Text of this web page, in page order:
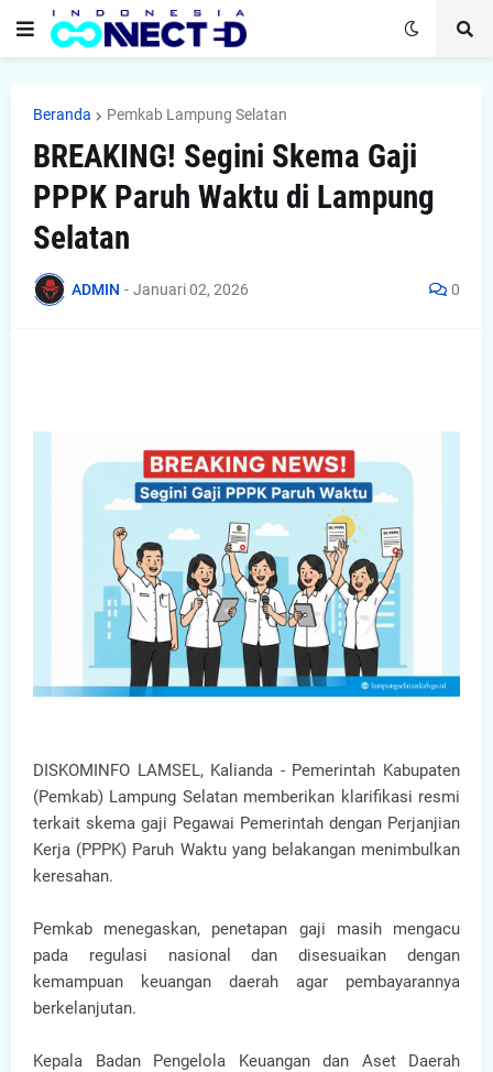
Beranda Pemkab Lampung Selatan
BREAKING! Segini Skema Gaji
PPPK Paruh Waktu di Lampung
Selatan
ADMIN - Januari 02, 2026 0
DISKOMINFO LAMSEL, Kalianda - Pemerintah Kabupaten
(Pemkab) Lampung Selatan memberikan klarifikasi resmi
terkait skema gaji Pegawai Pemerintah dengan Perjanjian
Kerja (PPPK) Paruh Waktu yang belakangan menimbulkan
keresahan.
Pemkab menegaskan, penetapan gaji masih mengacu
pada regulasi nasional dan disesuaikan dengan
kemampuan keuangan daerah agar pembayarannya
berkelanjutan.
Kepala Badan Pengelola Keuangan dan Aset Daerah